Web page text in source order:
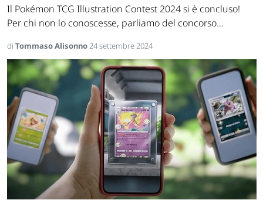
Il Pokémon TCG Illustration Contest 2024 si è concluso!
Per chi non lo conoscesse, parliamo del concorso...
di Tommaso Alisonno24 settembre 2024